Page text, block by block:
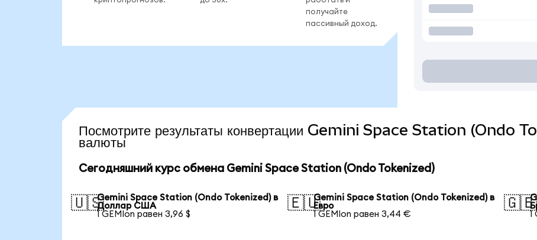
получайте
пассивный доход.
Посмотрите результаты конвертации Gemini Space Station (Ondo
валюты
Сегодняшний курс обмена Gemini Space Station (Ondo Tokenized)
🇺🇸Gemini Space Station (Ondo Tokenized) в
Доллар США
1 GEMIon равен 3,96 $
🇪🇺Gemini Space Station (Ondo Tokenized) в
Евро
1 GEMIon равен 3,44 €
🇬🇧
1